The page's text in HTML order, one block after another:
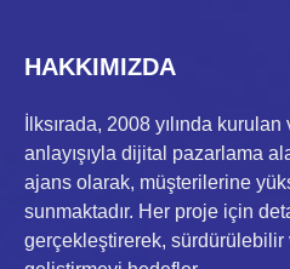
HAKKIMIZDA
İlksırada, 2008 yılında
anlayışıyla dijital pazarlama
ajans olarak, müşterilerine
sunmaktadır. Her proje için
gerçekleştirerek,